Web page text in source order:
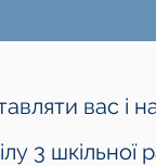
вас і
3 шкільної